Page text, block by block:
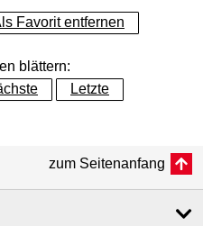
Favorit entfernen
blättern:
Letzte
zum Seitenanfang